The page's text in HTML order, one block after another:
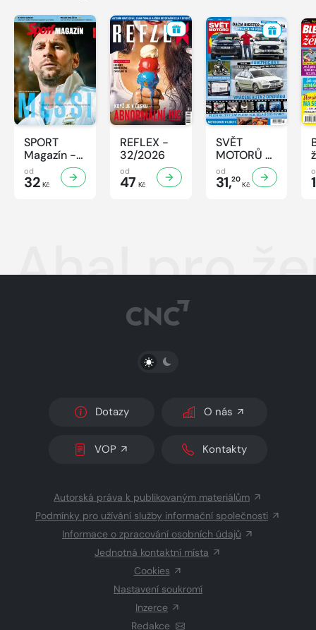
SPORT
Magazín -
32/2026
od
32 Kč
REFLEX -
32/2026
od
47 Kč
SVĚT
MOTORŮ -
32/2026
od
31,20
Kč
Aha! pro
PŘEPNOUT SVĚTLÝ/TMAVÝ REŽIM
Dotazy O nás
VOP Kontakty
Autorská práva k publikovaným materiálům
Podmínky pro užívání služby informační společnosti
Informace o zpracování osobních údajů
Jednotná kontaktní místa
Cookies
Nastavení soukromí
Inzerce
Redakce